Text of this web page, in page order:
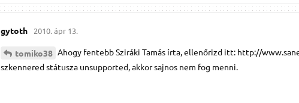
gytoth 2010. ápr 13.
tomiko38 Ahogy fentebb Sziráki Tamás írta, ellenőrizd itt: http://
szkennered státusza unsupported, akkor sajnos nem fog menni.